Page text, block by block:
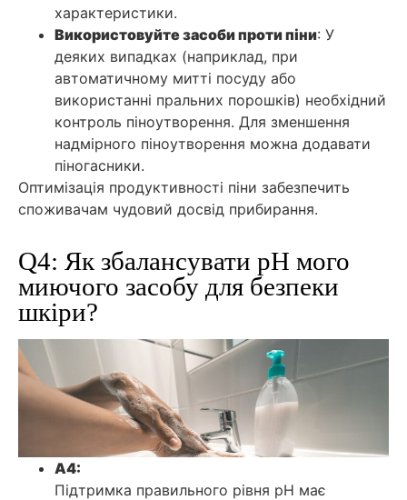
характеристики.
Використовуйте засоби проти піни: У
деяких випадках (наприклад, при
автоматичному митті посуду або
використанні пральних порошків) необхідний
контроль піноутворення. Для зменшення
надмірного піноутворення можна додавати
піногасники.
Оптимізація продуктивності піни забезпечить
споживачам чудовий досвід прибирання.
Q4: Як збалансувати рН мого
миючого засобу для безпеки
шкіри?
A4:
Підтримка правильного рівня pH має